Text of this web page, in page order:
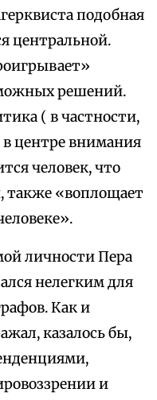
подобная
центральной.
решений.
( в частности,
центре внимания
человек, что
также «воплощает
личности Пера
нелегким для
Как и
казалось бы,
и